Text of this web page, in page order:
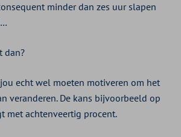
minder dan zes uur slapen
dan?
echt wel moeten motiveren om het
veranderen. De kans bijvoorbeeld op
met achtenveertig procent.